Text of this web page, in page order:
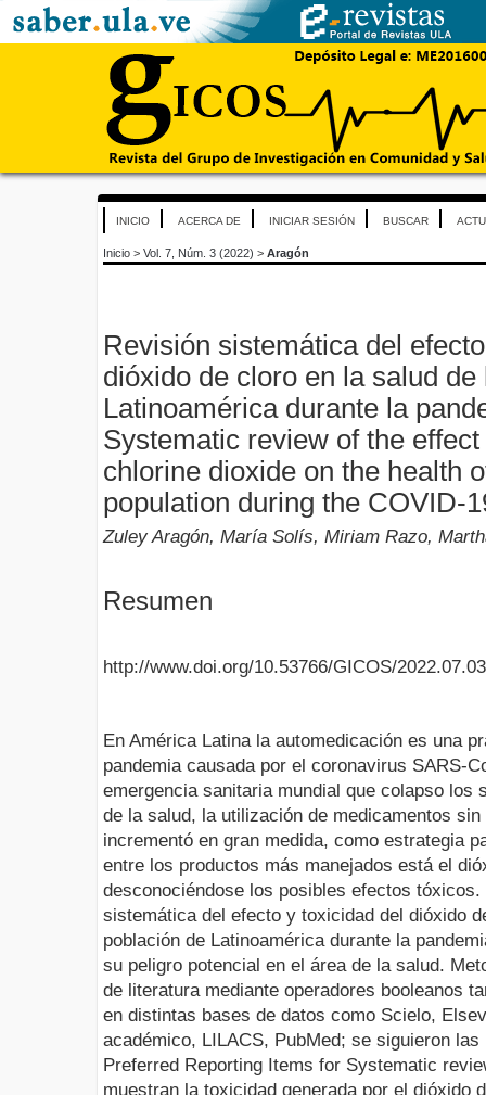
INICIO ACERCA DE INICIAR SESIÓN BUSCAR
Inicio > Vol. 7, Núm. 3 (2022) > Aragón
Revisión sistemática del
dióxido de cloro en la salud
Latinoamérica durante la
Systematic review of the
chlorine dioxide on the health
population during the COVID-
Zuley Aragón, María Solís, Miriam Razo,
Resumen
http://www.doi.org/10.53766/GICOS/
En América Latina la automedicación es una
pandemia causada por el coronavirus SARS-
emergencia sanitaria mundial que colapso los
de la salud, la utilización de medicamentos
incrementó en gran medida, como estrategia
entre los productos más manejados está el
desconociéndose los posibles efectos
sistemática del efecto y toxicidad del dióxido
población de Latinoamérica durante la
su peligro potencial en el área de la salud.
de literatura mediante operadores booleanos
en distintas bases de datos como Scielo,
académico, LILACS, PubMed; se siguieron
Preferred Reporting Items for Systematic
muestran la toxicidad generada por el dióxido